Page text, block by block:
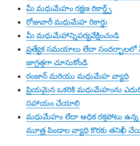
మీ మధుమేహం రక్షణ రికార్డ్స్
రోజువారీ మధుమేహ రికార్డు
మీ మధుమేహాన్నిపర్యవేక్షించండి
ప్రత్యేక సమయాలు లేదా
జాగ్రత్తగా చూసుకోండి
రంజాన్ మరియు మధుమేహ వ్యాధి
ప్రియమైన ఒకరికి మధుమేహంను
సహాయం చేయాలి
మధుమేహం లేదా అధిక రక్తపోటు ఉన్న
మూత్ర పిండాల వ్యాధి కొరకు తనిఖీ